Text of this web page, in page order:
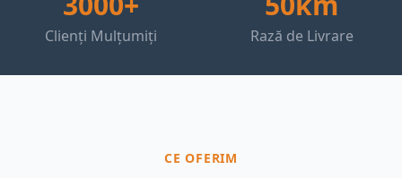
Clienți Mulțumiți Rază de Livrare
CE OFERIM